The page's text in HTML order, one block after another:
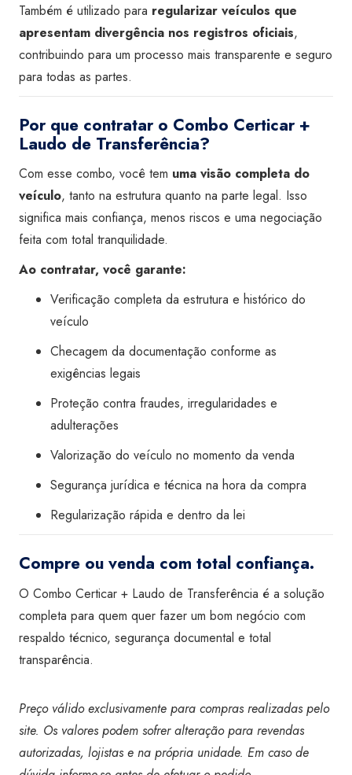
Também é utilizado para regularizar veículos que
apresentam divergência nos registros oficiais,
contribuindo para um processo mais transparente e seguro
para todas as partes.
Por que contratar o Combo Certicar +
Laudo de Transferência?
Com esse combo, você tem uma visão completa do
veículo, tanto na estrutura quanto na parte legal. Isso
significa mais confiança, menos riscos e uma negociação
feita com total tranquilidade.
Ao contratar, você garante:
Verificação completa da estrutura e histórico do
veículo
Checagem da documentação conforme as
exigências legais
Proteção contra fraudes, irregularidades e
adulterações
Valorização do veículo no momento da venda
Segurança jurídica e técnica na hora da compra
Regularização rápida e dentro da lei
Compre ou venda com total confiança.
O Combo Certicar + Laudo de Transferência é a solução
completa para quem quer fazer um bom negócio com
respaldo técnico, segurança documental e total
transparência.
Preço válido exclusivamente para compras realizadas pelo
site. Os valores podem sofrer alteração para revendas
autorizadas, lojistas e na própria unidade. Em caso de